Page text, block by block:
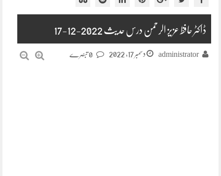
ڈاکٹر حافظ عزیز الرحمن درس حدیث 2022-12-17
administrator دسمبر 17, 2022